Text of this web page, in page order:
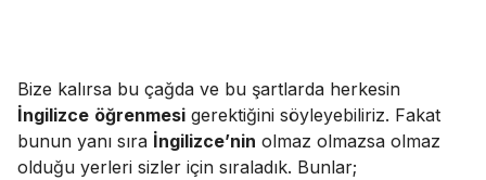
Bize kalırsa bu çağda ve bu şartlarda herkesin
İngilizce öğrenmesi gerektiğini söyleyebiliriz. Fakat
bunun yanı sıra İngilizce’nin olmaz olmazsa olmaz
olduğu yerleri sizler için sıraladık. Bunlar;